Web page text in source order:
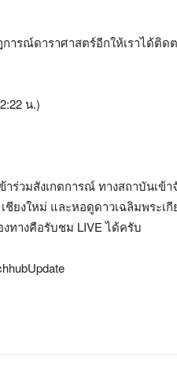
ารณ์ดาราศาสตร์อีกให้เราได้ติด
น.)
ร่วมสังเกตการณ์ ทางสถาบันเข้
ยงใหม่ และหอดูดาวเฉลิมพระเกี
ทางคือรับชม LIVE ได้ครับ